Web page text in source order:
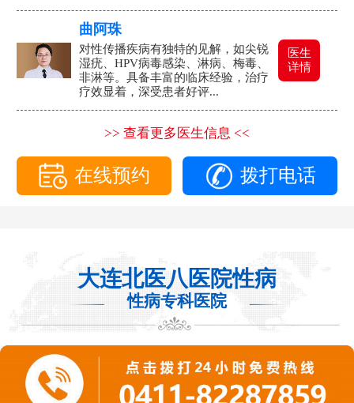
曲阿珠
对性传播疾病有独特的见解，如尖锐
湿疣、HPV病毒感染、淋病、梅毒、
非淋等。具备丰富的临床经验，治疗
疗效显着，深受患者好评...
医生
详情
>> 查看更多医生信息 <<
在线预约 拨打电话
大连北医八医院性病
性病专科医院